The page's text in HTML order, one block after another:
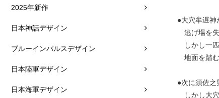
2025年新作
日本神話デザイン
ブルーインパルスデザイン
日本陸軍デザイン
日本海軍デザイン
●大穴牟遅神
逃げ場を失
しかし一
地面を踏む
●次に須佐之
しかし大穴